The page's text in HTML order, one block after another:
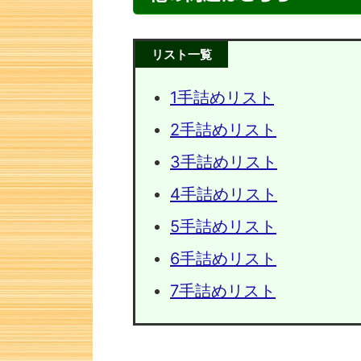
リスト一覧
1手詰めリスト
2手詰めリスト
3手詰めリスト
4手詰めリスト
5手詰めリスト
6手詰めリスト
7手詰めリスト
次の一手問題・8